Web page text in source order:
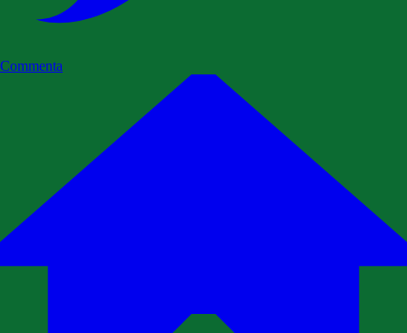
Commenta